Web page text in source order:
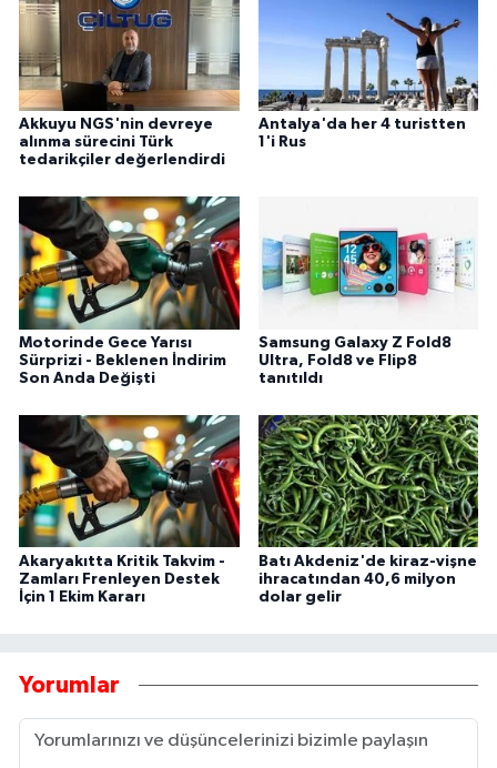
Akkuyu NGS'nin devreye
alınma sürecini Türk
tedarikçiler değerlendirdi
Antalya'da her 4 turistten
1'i Rus
Motorinde Gece Yarısı
Sürprizi - Beklenen İndirim
Son Anda Değişti
Samsung Galaxy Z Fold8
Ultra, Fold8 ve Flip8
tanıtıldı
Akaryakıtta Kritik Takvim -
Zamları Frenleyen Destek
İçin 1 Ekim Kararı
Batı Akdeniz'de kiraz-vişne
ihracatından 40,6 milyon
dolar gelir
Yorumlar